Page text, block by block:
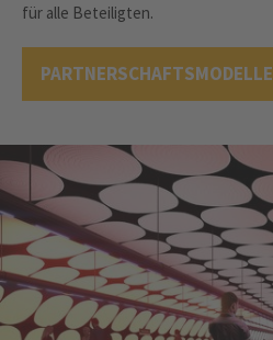
für alle Beteiligten.
PARTNERSCHAFTSMODELLE